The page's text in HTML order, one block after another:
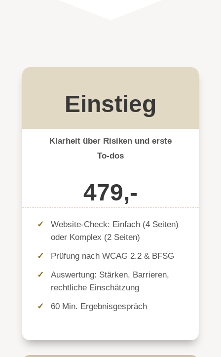
Einstieg
Klarheit über Risiken und erste
To-dos
479,-
Website-Check: Einfach (4 Seiten)
oder Komplex (2 Seiten)
Prüfung nach WCAG 2.2 & BFSG
Auswertung: Stärken, Barrieren,
rechtliche Einschätzung
60 Min. Ergebnisgespräch